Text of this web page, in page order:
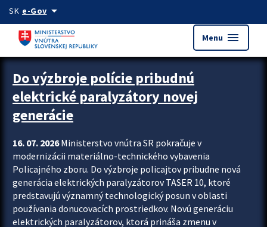
Preskocit na hlavný obsah
SK e-Govarrow_drop_down
Menu menu
Zastavit automatický posun upútavok
Do výzbroje polície pribudnú
elektrické paralyzátory novej
generácie
16. 07. 2026Ministerstvo vnútra SR pokračuje v
modernizácii materiálno-technického vybavenia
Policajného zboru. Do výzbroje policajtov pribudne nová
generácia elektrických paralyzátorov TASER 10, ktoré
predstavujú významný technologický posun v oblasti
používania donucovacích prostriedkov. Novú generáciu
elektrických paralyzátorov, ktorá prináša zmenu v